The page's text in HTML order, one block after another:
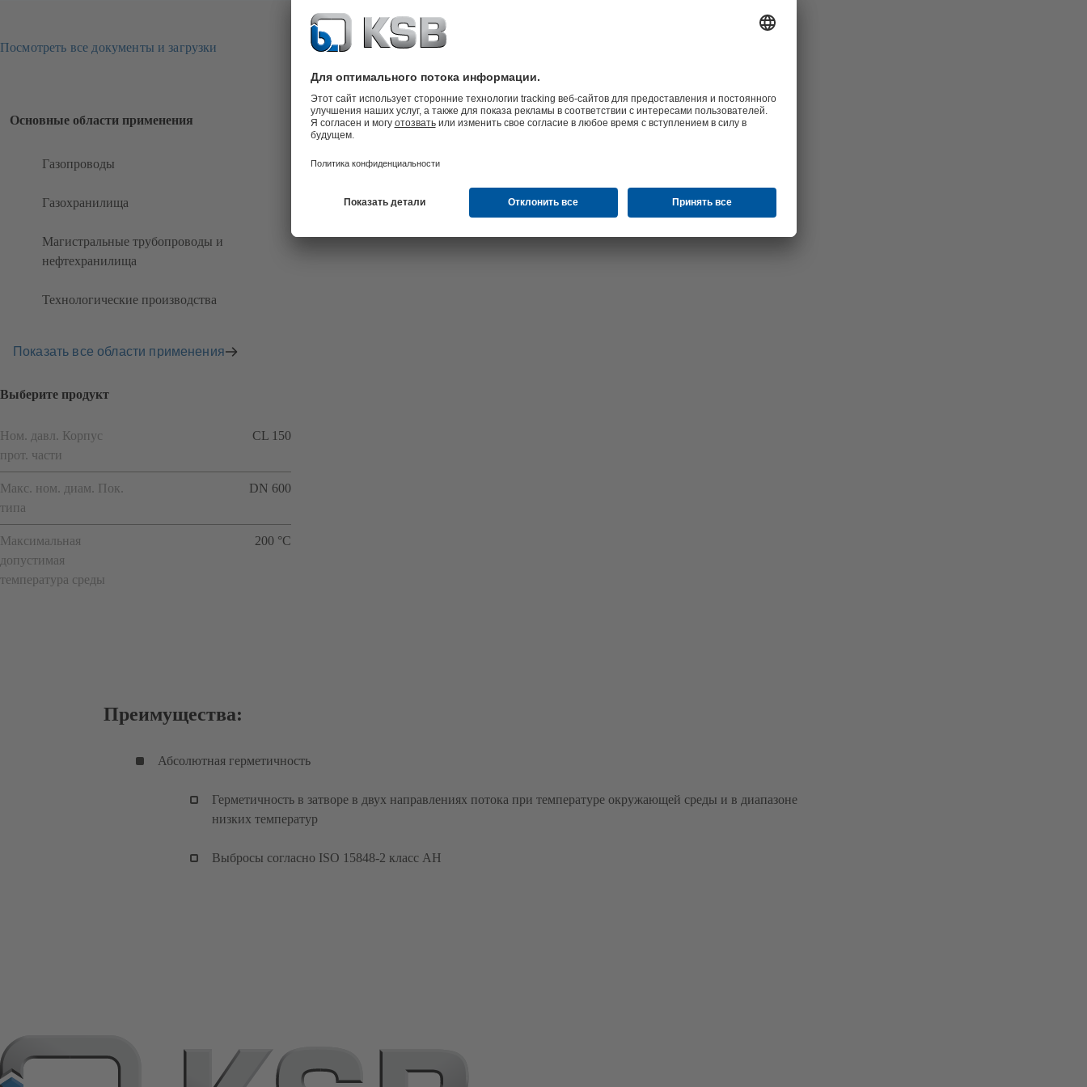
Посмотреть все документы и загрузки
Основные области применения
Газопроводы
Газохранилища
Магистральные трубопроводы и
нефтехранилища
Технологические производства
Показать все области применения
Выберите продукт
Ном. давл. Корпус
прот. части
CL 150
Макс. ном. диам. Пок.
типа
DN 600
Максимальная
допустимая
температура среды
200 °C
Преимущества:
Абсолютная герметичность
Герметичность в затворе в двух направлениях потока при температуре окружающей среды и в диапазоне
низких температур
Выбросы согласно ISO 15848-2 класс AH